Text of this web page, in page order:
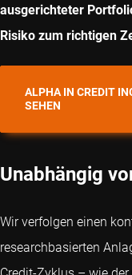
ausgerichteter
Risiko zum richtigen
ALPHA IN CREDIT
SEHEN
Unabhängig
Wir verfolgen einen
researchbasierten